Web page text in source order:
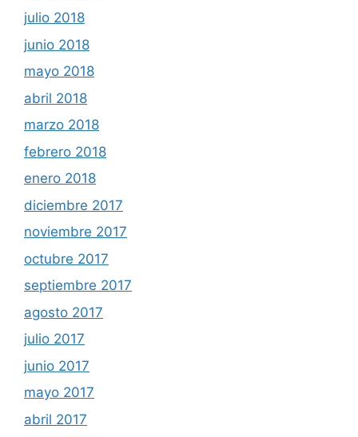
julio 2018
junio 2018
mayo 2018
abril 2018
marzo 2018
febrero 2018
enero 2018
diciembre 2017
noviembre 2017
octubre 2017
septiembre 2017
agosto 2017
julio 2017
junio 2017
mayo 2017
abril 2017